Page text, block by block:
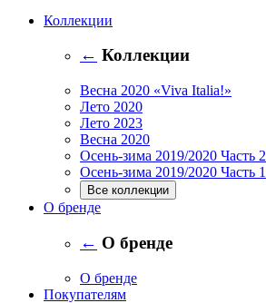
Коллекции
← Коллекции
Весна 2020 «Viva Italia!»
Лето 2020
Лето 2023
Весна 2020
Осень-зима 2019/2020 Часть 2
Осень-зима 2019/2020 Часть 1
Все коллекции
О бренде
← О бренде
О бренде
Покупателям